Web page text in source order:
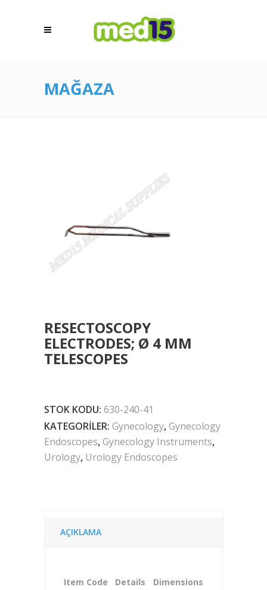
MAĞAZA
RESECTOSCOPY
ELECTRODES; Ø 4 MM
TELESCOPES
STOK KODU: 630-240-41
KATEGORILER: Gynecology,Gynecology
Endoscopes,Gynecology Instruments,
Urology, Urology Endoscopes
AÇIKLAMA
Item Code Details Dimensions